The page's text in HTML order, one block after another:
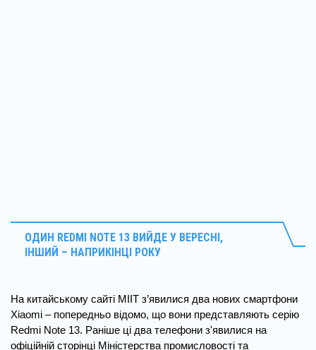
ОДИН REDMI NOTE 13 ВИЙДЕ У ВЕРЕСНІ,
ІНШИЙ – НАПРИКІНЦІ РОКУ
На китайському сайті MIIT з’явилися два нових смартфони
Xiaomi – попередньо відомо, що вони представляють серію
Redmi Note 13. Раніше ці два телефони з'явилися на
офіційній сторінці Міністерства промисловості та